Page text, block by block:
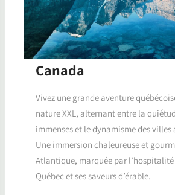
Canada
Vivez une grande aventure
nature XXL, alternant entre la
immenses et le dynamisme des
Une immersion chaleureuse et
Atlantique, marquée par
Québec et ses saveurs d’érable.